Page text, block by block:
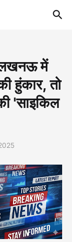
में
हुंकार, तो
'साइकिल